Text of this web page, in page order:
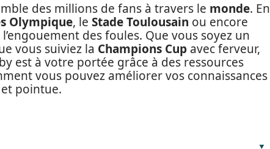
des millions de fans à travers le monde. En
Olympique, le Stade Toulousain ou encore
des foules. Que vous soyez un
vous suiviez la Champions Cup avec ferveur,
est à votre portée grâce à des ressources
vous pouvez améliorer vos connaissances
pointue.